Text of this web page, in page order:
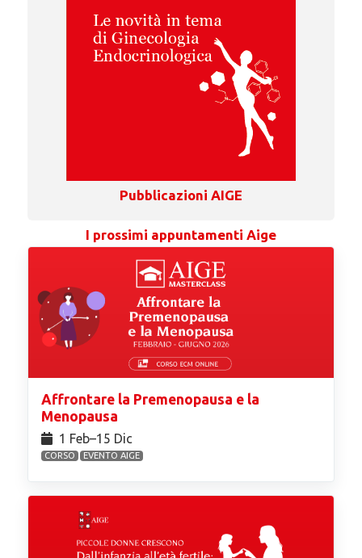
Pubblicazioni AIGE
I prossimi appuntamenti Aige
Affrontare la Premenopausa e la
Menopausa
1 Feb⁠–15 Dic
CORSO EVENTO AIGE